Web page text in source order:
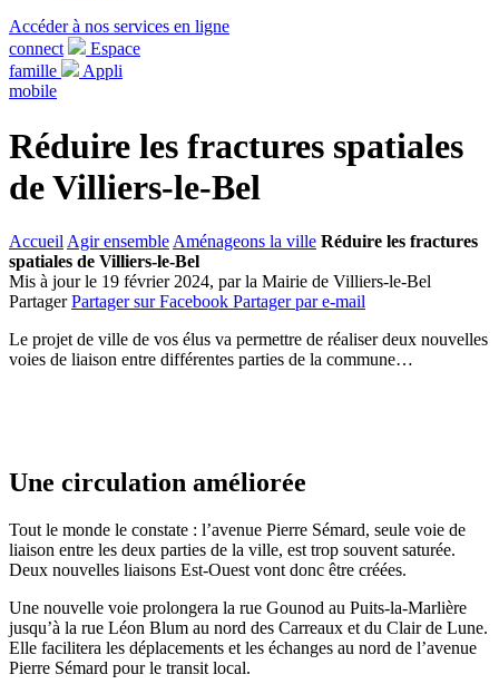
Accéder à nos services en ligne
connect
Espace
famille
Appli
mobile
Réduire les fractures spatiales
de Villiers-le-Bel
Accueil Agir ensemble Aménageons la ville Réduire les fractures
spatiales de Villiers-le-Bel
Mis à jour le 19 février 2024, par la Mairie de Villiers-le-Bel
Partager Partager sur Facebook Partager par e-mail
Le projet de ville de vos élus va permettre de réaliser deux nouvelles
voies de liaison entre différentes parties de la commune…
Une circulation améliorée
Tout le monde le constate : l’avenue Pierre Sémard, seule voie de
liaison entre les deux parties de la ville, est trop souvent saturée.
Deux nouvelles liaisons Est-Ouest vont donc être créées.
Une nouvelle voie prolongera la rue Gounod au Puits-la-Marlière
jusqu’à la rue Léon Blum au nord des Carreaux et du Clair de Lune.
Elle facilitera les déplacements et les échanges au nord de l’avenue
Pierre Sémard pour le transit local.